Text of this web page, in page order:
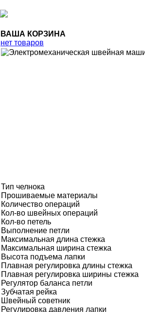
ВАША КОРЗИНА
нет товаров
Тип челнока
Прошиваемые материалы
Количество операций
Кол-во швейных операций
Кол-во петель
Выполнение петли
Максимальная длина стежка
Максимальная ширина стежка
Высота подъема лапки
Плавная регулировка длины стежка
Плавная регулировка ширины стежка
Регулятор баланса петли
Зубчатая рейка
Швейный советник
Регулировка давления лапки